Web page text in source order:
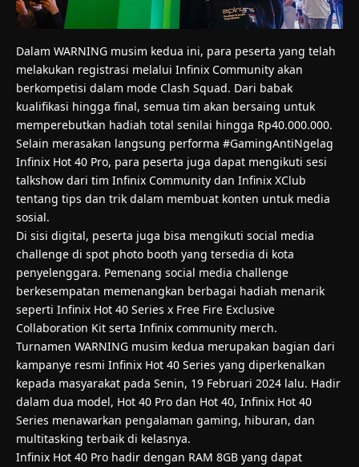
Dalam WARNING musim kedua ini, para peserta yang telah
melakukan registrasi melalui Infinix Community akan
berkompetisi dalam mode Clash Squad. Dari babak
kualifikasi hingga final, semua tim akan bersaing untuk
memperebutkan hadiah total senilai hingga Rp40.000.000.
Selain merasakan langsung performa #GamingAntiNgelag
Infinix Hot 40 Pro, para peserta juga dapat mengikuti sesi
talkshow dari tim Infinix Community dan Infinix XClub
tentang tips dan trik dalam membuat konten untuk media
sosial.
Di sisi digital, peserta juga bisa mengikuti social media
challenge di spot photo booth yang tersedia di kota
penyelenggara. Pemenang social media challenge
berkesempatan memenangkan berbagai hadiah menarik
seperti Infinix Hot 40 Series x Free Fire Exclusive
Collaboration Kit serta Infinix community merch.
Turnamen WARNING musim kedua merupakan bagian dari
kampanye resmi Infinix Hot 40 Series yang diperkenalkan
kepada masyarakat pada Senin, 19 Februari 2024 lalu. Hadir
dalam dua model, Hot 40 Pro dan Hot 40, Infinix Hot 40
Series menawarkan pengalaman gaming, hiburan, dan
multitasking terbaik di kelasnya.
Infinix Hot 40 Pro hadir dengan RAM 8GB yang dapat